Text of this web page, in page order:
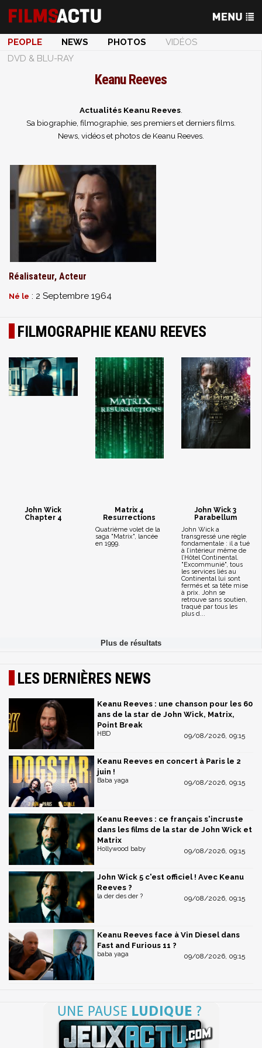
PEOPLE NEWS PHOTOS
VIDÉOS
DVD & BLU-RAY
Keanu Reeves
Actualités Keanu Reeves.
Sa biographie, filmographie, ses premiers et derniers films.
News, vidéos et photos de Keanu Reeves.
Réalisateur, Acteur
Né le : 2 Septembre 1964
FILMOGRAPHIE KEANU REEVES
John Wick
Chapter 4
Matrix 4
Resurrections
Quatrième volet de la
saga "Matrix", lancée
en 1999.
John Wick 3
Parabellum
John Wick a
transgressé une règle
fondamentale : il a tué
à l’intérieur même de
l’Hôtel Continental.
"Excommunié", tous
les services liés au
Continental lui sont
fermés et sa tête mise
à prix. John se
retrouve sans soutien,
traqué par tous les
plus d...
LES DERNIÈRES NEWS
Keanu Reeves : une chanson pour les 60
ans de la star de John Wick, Matrix,
Point Break
09/08/2026, 09:15
HBD
Keanu Reeves en concert à Paris le 2
juin !
09/08/2026, 09:15
Baba yaga
Keanu Reeves : ce français s'incruste
dans les films de la star de John Wick et
Matrix
09/08/2026, 09:15
Hollywood baby
John Wick 5 c'est officiel ! Avec Keanu
Reeves ?
09/08/2026, 09:15
la der des der ?
Keanu Reeves face à Vin Diesel dans
Fast and Furious 11 ?
09/08/2026, 09:15
baba yaga